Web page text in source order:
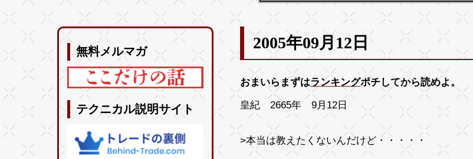
無料メルマガ
テクニカル説明サイト
2005年09月12日
おまいらまずはランキングポチしてから読めよ。
皇紀 2665年 9月12日
>本当は教えたくないんだけど・・・・・